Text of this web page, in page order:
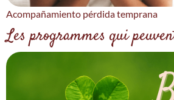
Acompañamiento pérdida temprana
Les programmes qui